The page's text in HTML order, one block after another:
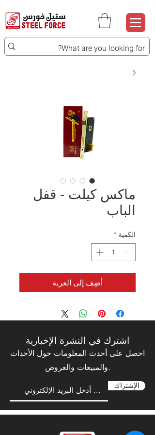
ماكس كيلت - قفل
الباب
الكمية *
أضِف إلى العربة
اشترك في النشرة الإخبارية
احصل على أحدث المعلومات حول الأحداث
والمبيعات والعروض.
الإشتراك